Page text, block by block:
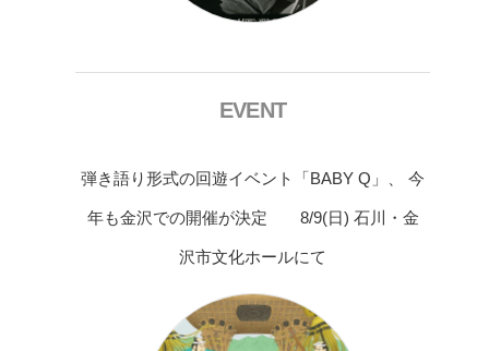
EVENT
弾き語り形式の回遊イベント「BABY Q」、 今
年も金沢での開催が決定 8/9(日) 石川・金
沢市文化ホールにて